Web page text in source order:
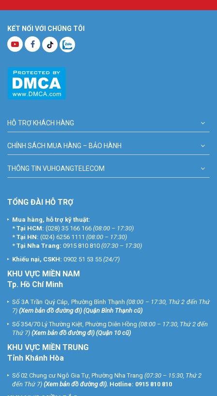
KẾT NỐI VỚI CHÚNG TÔI
HỖ TRỢ KHÁCH HÀNG
CHÍNH SÁCH MUA HÀNG – BẢO HÀNH
THÔNG TIN VUHOANGTELECOM
TỔNG ĐÀI HỖ TRỢ
Mua hàng, hỗ trợ kỹ thuật:
* Tại HCM: (028) 35 166 166 (08:00 – 17:30)
* Tại HN: (024) 6256 1111 (08:00 – 17:30)
* Tại Nha Trang: 0915 810 810 (07:30 – 17:30)
Khiếu nại, CSKH: 0902 51 53 55 (24/7)
KHU VỰC MIỀN NAM
Tp. Hồ Chí Minh
Số 3A Trần Quý Cáp, Phường Bình Thạnh (08:00 – 17:30, Thứ 2 đến Thứ
7) (Xem bản đồ đường đi) (Quận Bình Thạnh cũ)
Số 354/70 Lý Thường Kiệt, Phường Diên Hồng (08:00 – 17:30, Thứ 2 đến
Thứ 7) (Xem bản đồ đường đi) (Quận 10 cũ)
KHU VỰC MIỀN TRUNG
Tỉnh Khánh Hòa
Số 02 Chung cư Ngô Gia Tự, Phường Nha Trang (07:30 – 15:30, Thứ 2
đến Thứ 7) (Xem bản đồ đường đi). Hotline: 0915 810 810